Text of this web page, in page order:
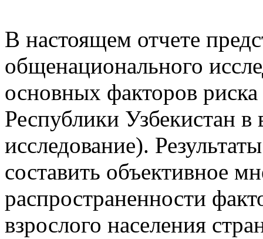
В настоящем отчете
общенационального
основных факторов
Республики Узбекистан в
исследование).
составить объективное
распространенности
взрослого населения